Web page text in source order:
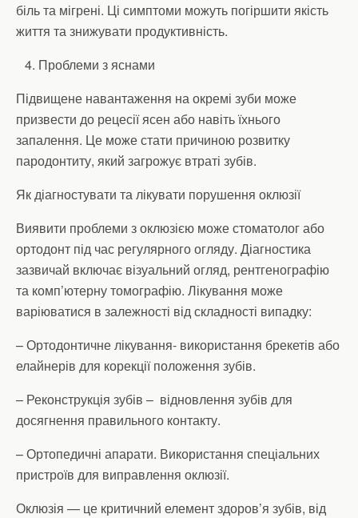
біль та мігрені. Ці симптоми можуть погіршити якість
життя та знижувати продуктивність.
Проблеми з яснами
Підвищене навантаження на окремі зуби може
призвести до рецесії ясен або навіть їхнього
запалення. Це може стати причиною розвитку
пародонтиту, який загрожує втраті зубів.
Як діагностувати та лікувати порушення оклюзії
Виявити проблеми з оклюзією може стоматолог або
ортодонт під час регулярного огляду. Діагностика
зазвичай включає візуальний огляд, рентгенографію
та комп’ютерну томографію. Лікування може
варіюватися в залежності від складності випадку:
– Ортодонтичне лікування- використання брекетів або
елайнерів для корекції положення зубів.
– Реконструкція зубів – відновлення зубів для
досягнення правильного контакту.
– Ортопедичні апарати. Використання спеціальних
пристроїв для виправлення оклюзії.
Оклюзія — це критичний елемент здоров’я зубів, від